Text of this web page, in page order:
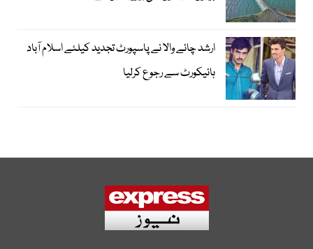
ارشد چائے والا نے پاسپورٹ تجدید کیلئے اسلام آباد
ہائیکورٹ سے رجوع کرلیا